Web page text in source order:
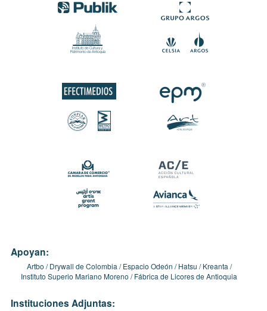
Apoyan:
Artbo Drywall de Colombia Espacio Odeón Hatsu
Kreanta
Instituto Superio Mariano Moreno
Fábrica de Licores de Antioquia
Instituciones Adjuntas: